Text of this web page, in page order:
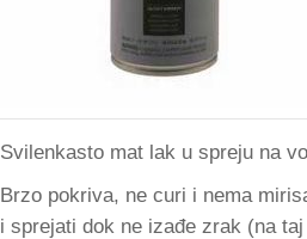
Svilenkasto mat lak u spreju na
Brzo pokriva, ne curi i nema
i sprejati dok ne izađe zrak (na